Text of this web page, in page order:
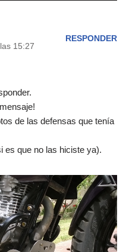
15:27
RESPONDER
de las defensas que tenía
es que no las hiciste ya).